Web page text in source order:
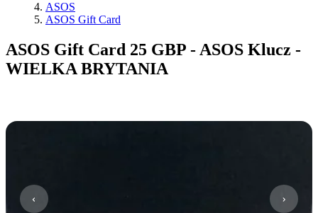
ASOS
ASOS Gift Card
ASOS Gift Card 25 GBP - ASOS Klucz -
WIELKA BRYTANIA